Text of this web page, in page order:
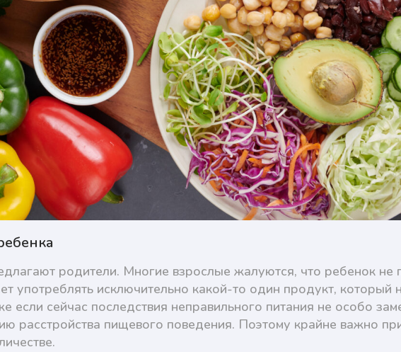
родители. Многие взрослые жалуются, что ребенок не
употреблять исключительно какой-то один продукт, который
если сейчас последствия неправильного питания не особо
расстройства пищевого поведения. Поэтому крайне важно